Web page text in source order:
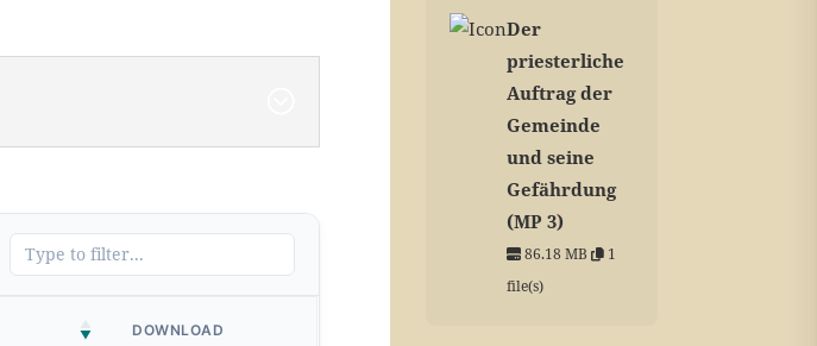
DOWNLOAD
Der
priesterliche
Auftrag der
Gemeinde
und seine
Gefährdung
(MP 3)
86.18 MB
1
file(s)